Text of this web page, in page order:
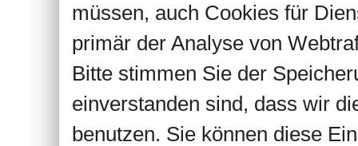
müssen, auch Cookies für
primär der Analyse von
Bitte stimmen Sie der
einverstanden sind, dass wir
benutzen. Sie können diese